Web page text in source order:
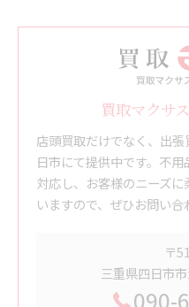
買取マクサ
店頭買取だけでなく、出
日市にて提供中です。不
対応し、お客様のニーズ
いますので、ぜひお問い合
〒
三重県四日市
090-